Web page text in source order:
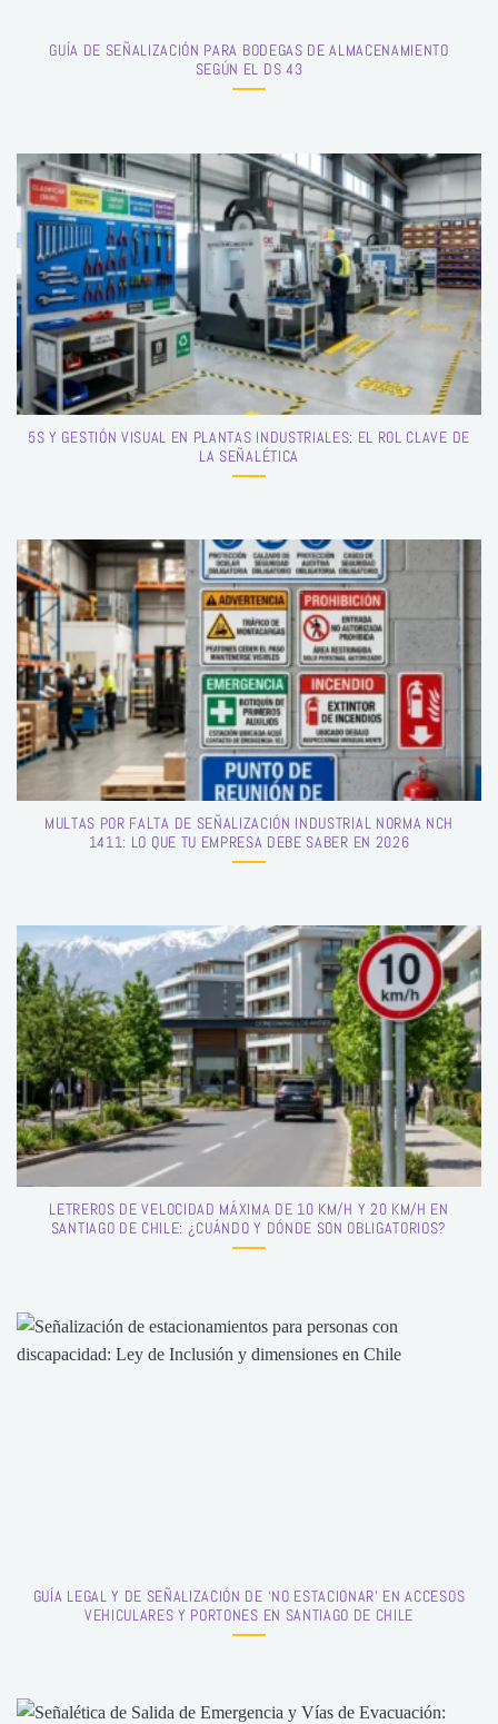
GUÍA DE SEÑALIZACIÓN PARA BODEGAS DE ALMACENAMIENTO
SEGÚN EL DS 43
5S Y GESTIÓN VISUAL EN PLANTAS INDUSTRIALES: EL ROL CLAVE DE
LA SEÑALÉTICA
MULTAS POR FALTA DE SEÑALIZACIÓN INDUSTRIAL NORMA NCH
1411: LO QUE TU EMPRESA DEBE SABER EN 2026
LETREROS DE VELOCIDAD MÁXIMA DE 10 KM/H Y 20 KM/H EN
SANTIAGO DE CHILE: ¿CUÁNDO Y DÓNDE SON OBLIGATORIOS?
GUÍA LEGAL Y DE SEÑALIZACIÓN DE ‘NO ESTACIONAR’ EN ACCESOS
VEHICULARES Y PORTONES EN SANTIAGO DE CHILE